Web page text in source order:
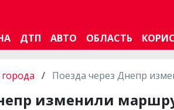
ДТП АВТО ОБЛАСТЬ
/ Поезда через Днепр
изменили